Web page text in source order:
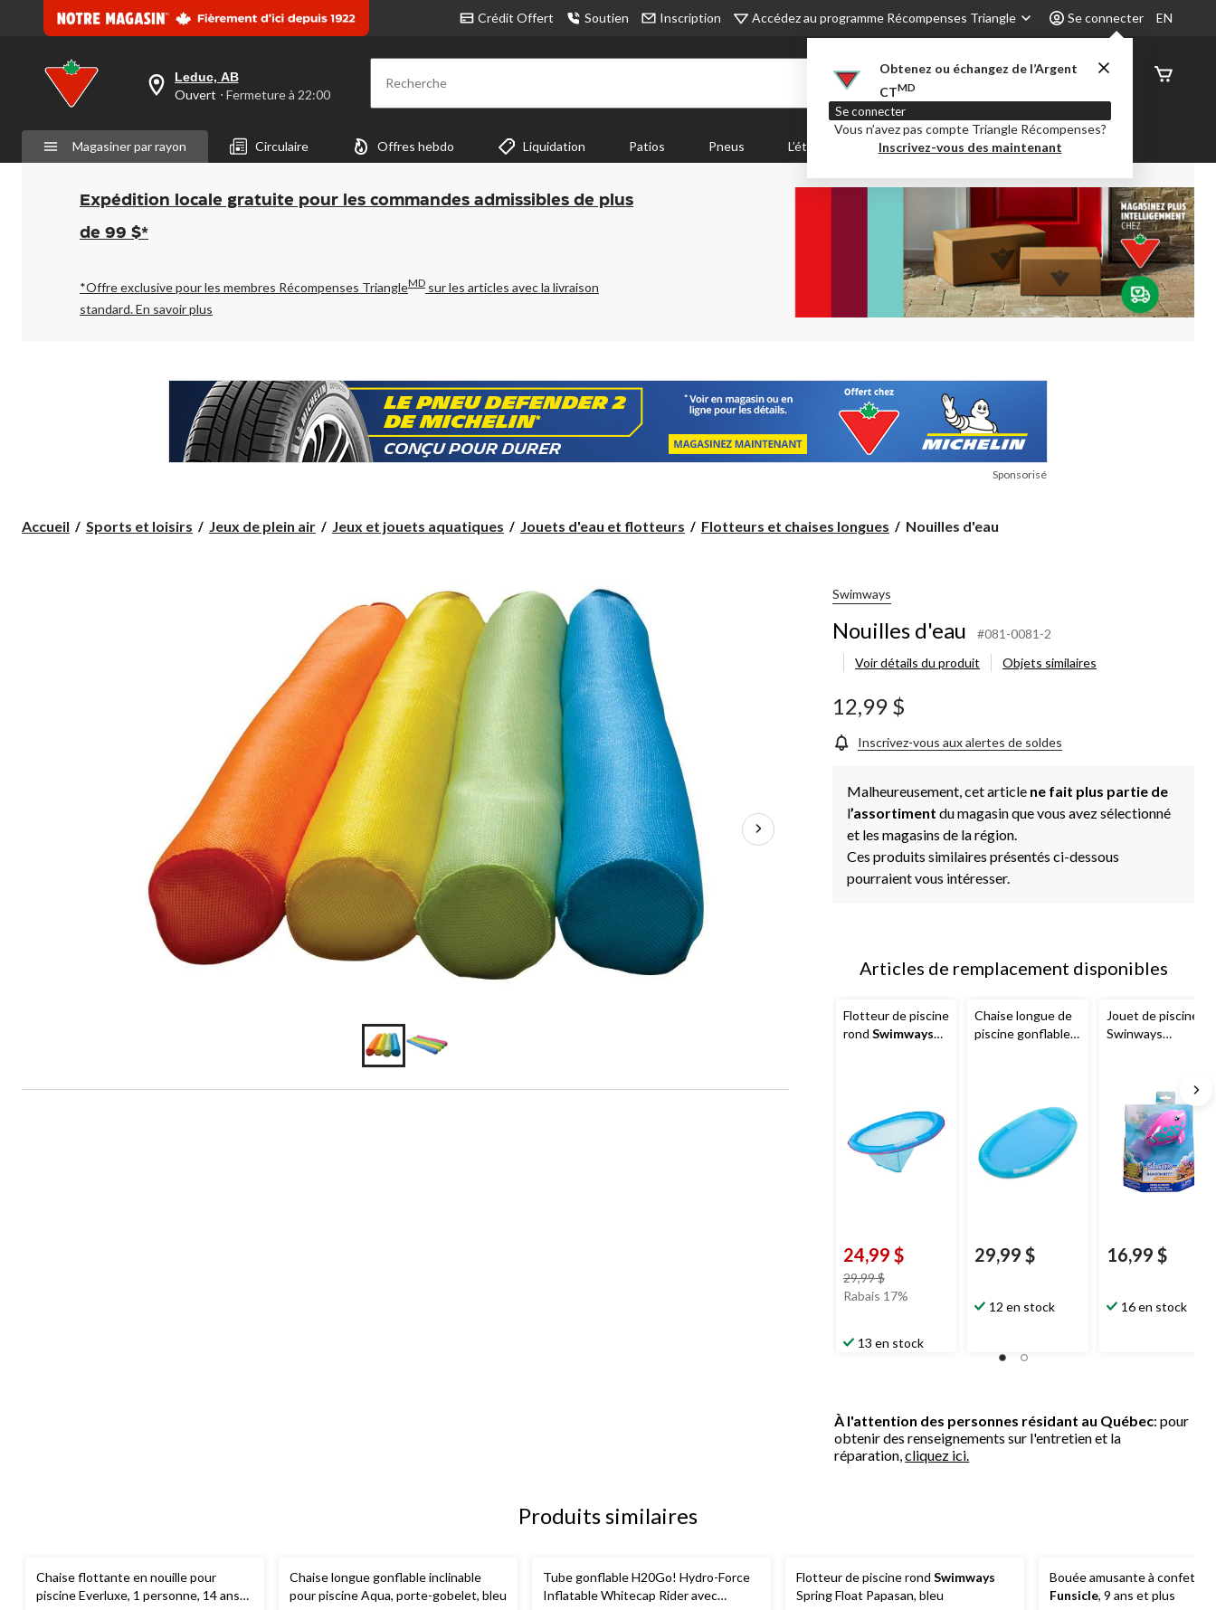
Crédit Offert Soutien Inscription Accédez au programme Récompenses Triangle Se connecter
Obtenez ou échangez de l’Argent
CTMD
Se connecter
Vous n’avez pas compte Triangle Récompenses?
Inscrivez-vous des maintenant
EN
votre
est
Leduc,
AB,
Ouvert,
Fermeture
à
pour
changer
Leduc, AB
Ouvert ⋅ Fermeture à 22:00 Recherche
État de
Magasiner par rayon Circulaire Offres hebdo Liquidation Patios Pneus L’été Party City Centre-auto
Expédition locale gratuite pour les commandes admissibles de plus
de 99 $*
*Offre exclusive pour les membres Récompenses TriangleMD sur les articles avec la livraison
standard.En savoir plus
Sponsorisé
Accueil Sports et loisirs Jeux de plein air Jeux et jouets aquatiques Jouets d'eau et flotteurs Flotteurs et chaises longues
Nouilles
Nouilles d'eau
Swimways
Nouilles d'eau
#081-0081-2
Voir détails du produit
Objets similaires
12,99 $
Inscrivez-vous aux alertes de soldes
Malheureusement, cet article ne fait plus partie de
l’assortiment du magasin que vous avez sélectionné
et les magasins de la région.
Ces produits similaires présentés ci-dessous
pourraient vous intéresser.
Articles de remplacement disponibles
Flotteur de piscine
rond Swimways
24,99 $
29,99 $prix
était
Rabais 17%
13 en stock
Chaise longue de
piscine gonflable
29,99 $
12 en stock
Jouet de piscine
Swinways
16,99 $
16 en stock
À l'attention des personnes résidant au Québec: pour
obtenir des renseignements sur l'entretien et la
réparation,cliquez ici.
Produits similaires
Chaise flottante en nouille pour
piscine Everluxe, 1 personne, 14 ans
Chaise longue gonflable inclinable
pour piscine Aqua, porte-gobelet, bleu
Tube gonflable H20Go! Hydro-Force
Inflatable Whitecap Rider avec
Flotteur de piscine rond Swimways
Spring Float Papasan, bleu
Bouée amusante à confettis
Funsicle, 9 ans et plus